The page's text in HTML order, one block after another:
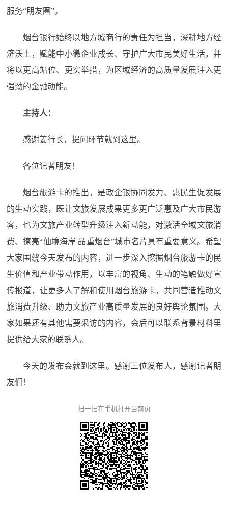
服务“朋友圈”。
烟台银行始终以地方城商行的责任为担当，深耕地方经
济沃土，赋能中小微企业成长、守护广大市民美好生活，并
将以更高站位、更实举措，为区域经济的高质量发展注入更
强劲的金融动能。
主持人：
感谢姜行长，提问环节就到这里。
各位记者朋友！
烟台旅游卡的推出，是政企银协同发力、惠民生促发展
的生动实践，既让文旅发展成果更多更广泛惠及广大市民游
客，也为文旅产业转型升级注入新动能，对激活全域文旅消
费、擦亮“仙境海岸 品重烟台”城市名片具有重要意义。希望
大家围绕今天发布的内容，进一步深入挖掘烟台旅游卡的民
生价值和产业带动作用，以丰富的视角、生动的笔触做好宣
传报道，让更多人了解和使用烟台旅游卡，共同营造推动文
旅消费升级、助力文旅产业高质量发展的良好舆论氛围。大
家如果还有其他需要采访的内容，会后可以联系背景材料里
提供给大家的联系人。
今天的发布会就到这里。感谢三位发布人，感谢记者朋
友们！
扫一扫在手机打开当前页